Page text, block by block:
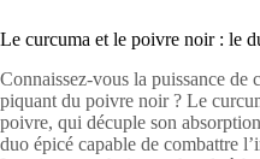
Le curcuma et le poivre noir : le
Connaissez-vous la puissance de
piquant du poivre noir ? Le
poivre, qui décuple son
duo épicé capable de combattre